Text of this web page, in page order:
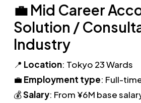
💼 Mid Career
Solution /
Industry
📍 Location: Tokyo 23 Wards
💼 Employment type: Full-
💰Salary: From ¥6M base